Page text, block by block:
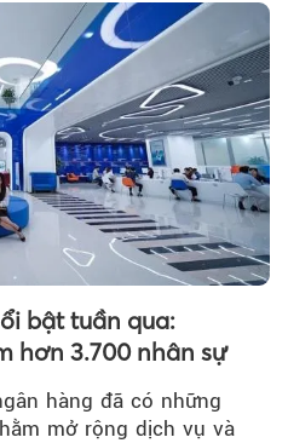
bật tuần qua:
hơn 3.700 nhân sự
hàng đã có những
mở rộng dịch vụ và